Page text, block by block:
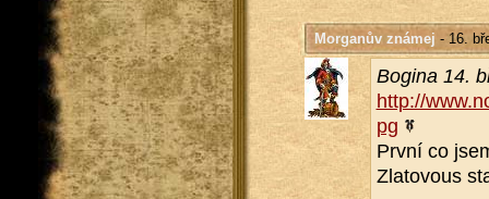
Morganův známej - 16.
Bo­gi­na 14.
http://​
pg
První co
Zla­to­vous